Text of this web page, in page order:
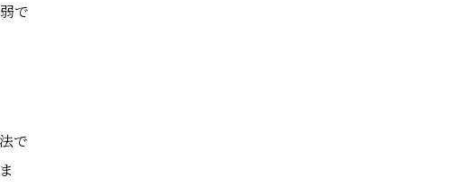
で
で